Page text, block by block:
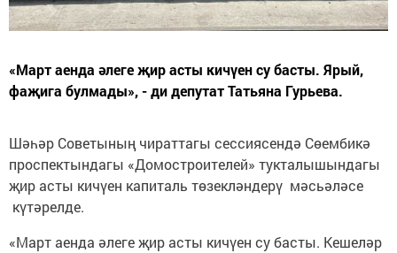
«Март аенда әлеге җир асты кичүен су басты. Ярый,
фаҗига булмады», - ди депутат Татьяна Гурьева.
Шәһәр Советының чираттагы сессиясендә Сөембикә
проспектындагы «Домостроителей» тукталышындагы
җир асты кичүен капиталь төзекләндерү мәсьәләсе
күтәрелде.
«Март аенда әлеге җир асты кичүен су басты. Кешеләр